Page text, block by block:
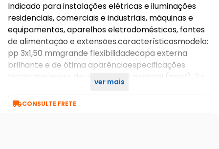
Indicado para instalações elétricas e iluminações
residenciais, comerciais e industriais, máquinas e
equipamentos, aparelhos eletrodomésticos, fontes
de alimentação e extensões.característicasmodelo:
pp 3x1,50 mmgrande flexibilidadecapa externa
brilhante e de ótima aparênciaespecificações
técnicasnúmero de vias: 3seção nominal (mm²): 3 x
ver mais
CONSULTE FRETE